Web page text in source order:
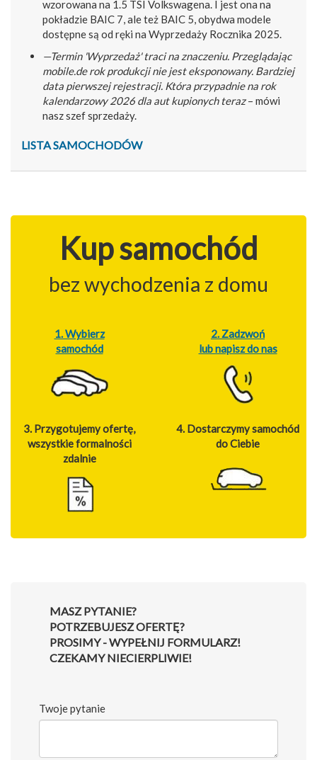
wzorowana na 1.5 TSI Volkswagena. I jest ona na
pokładzie BAIC 7, ale też BAIC 5, obydwa modele
dostępne są od ręki na Wyprzedaży Rocznika 2025.
—Termin 'Wyprzedaż' traci na znaczeniu. Przeglądając
mobile.de rok produkcji nie jest eksponowany. Bardziej
data pierwszej rejestracji. Która przypadnie na rok
kalendarzowy 2026 dla aut kupionych teraz– mówi
nasz szef sprzedaży.
LISTA SAMOCHODÓW
Kup samochód
bez wychodzenia z domu
1. Wybierz
samochód
2. Zadzwoń
lub napisz do nas
3. Przygotujemy ofertę,
wszystkie formalności
zdalnie
4. Dostarczymy samochód
do Ciebie
MASZ PYTANIE?
POTRZEBUJESZ OFERTĘ?
PROSIMY - WYPEŁNIJ FORMULARZ!
CZEKAMY NIECIERPLIWIE!
Twoje pytanie